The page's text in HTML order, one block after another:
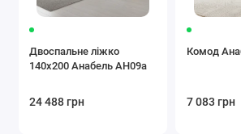
Двоспальне ліжко
140x200 Анабель АН09а
24 488 грн
Комод
7 083 грн